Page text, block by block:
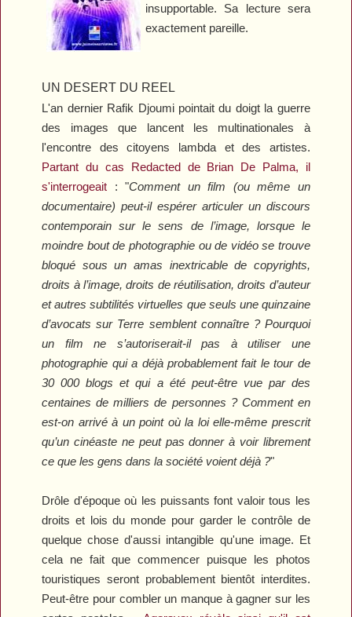
insupportable. Sa lecture sera
exactement pareille.
UN DESERT DU REEL
L'an dernier Rafik Djoumi pointait du doigt la guerre
des images que lancent les multinationales à
l'encontre des citoyens lambda et des artistes.
Partant du cas Redactedde Brian De Palma, il
s'interrogeait : "Comment un film (ou même un
documentaire) peut-il espérer articuler un discours
contemporain sur le sens de l’image, lorsque le
moindre bout de photographie ou de vidéo se trouve
bloqué sous un amas inextricable de copyrights,
droits à l’image, droits de réutilisation, droits d’auteur
et autres subtilités virtuelles que seuls une quinzaine
d’avocats sur Terre semblent connaître ? Pourquoi
un film ne s’autoriserait-il pas à utiliser une
photographie qui a déjà probablement fait le tour de
30 000 blogs et qui a été peut-être vue par des
centaines de milliers de personnes ? Comment en
est-on arrivé à un point où la loi elle-même prescrit
qu’un cinéaste ne peut pas donner à voir librement
ce que les gens dans la société voient déjà ?"
Drôle d'époque où les puissants font valoir tous les
droits et lois du monde pour garder le contrôle de
quelque chose d'aussi intangible qu'une image. Et
cela ne fait que commencer puisque les photos
touristiques seront probablement bientôt interdites.
Peut-être pour combler un manque à gagner sur les